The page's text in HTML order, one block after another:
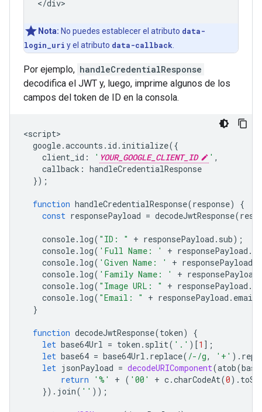
Nota: No puedes establecer el atributo data-
login_uri y el atributo data-callback
Por ejemplo, handleCredentialResponse
decodifica el JWT y, luego, imprime algunos de los
campos del token de ID en la consola.
<script
google.accounts . id . initialize({
client_id : ' YOUR_GOOGLE_CLIENT_ID ' ,
callback : handleCredentialResponse
});
function handleCredentialResponse(response)
{
const responsePayload = decodeJwtResponse(
console. log( "ID: " + responsePayload . sub);
console. log( 'Full Name: ' + responsePayload .
console. log( 'Given Name: ' + responsePayload
console. log( 'Family Name: ' + responsePayload
console. log( "Image URL: " + responsePayload .
console. log( "Email: " + responsePayload . email
}
function decodeJwtResponse(token)
{
let base64Url = token . split( '.' )[1 ];
let base64 = base64Url . replace( /-/g, '+' ).
let jsonPayload = decodeURIComponent(atob(
return
'%' + ( '00' + c.charCodeAt(0).
}). join( '' ));